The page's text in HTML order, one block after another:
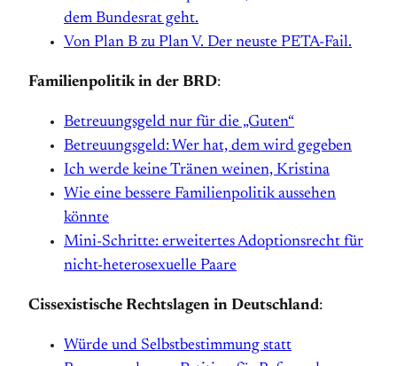
dem Bundesrat geht.
Von Plan B zu Plan V. Der neuste PETA-Fail.
Familienpolitik in der BRD:
Betreuungsgeld nur für die „Guten“
Betreuungsgeld: Wer hat, dem wird gegeben
Ich werde keine Tränen weinen, Kristina
Wie eine bessere Familienpolitik aussehen
könnte
Mini-Schritte: erweitertes Adoptionsrecht für
nicht-heterosexuelle Paare
Cissexistische Rechtslagen in Deutschland:
Würde und Selbstbestimmung statt